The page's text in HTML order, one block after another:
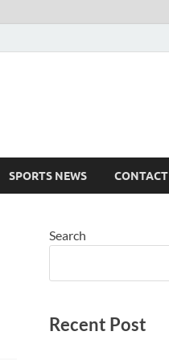
SPORTS NEWS CONTACT
Search
Recent Post